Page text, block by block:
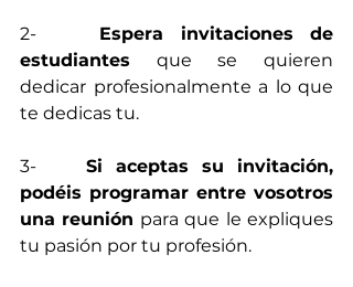
2- Espera invitaciones de
estudiantes que se quieren
dedicar profesionalmente a lo que
te dedicas tu.
3- Si aceptas su invitación,
podéis programar entre vosotros
una reunión para que le expliques
tu pasión por tu profesión.